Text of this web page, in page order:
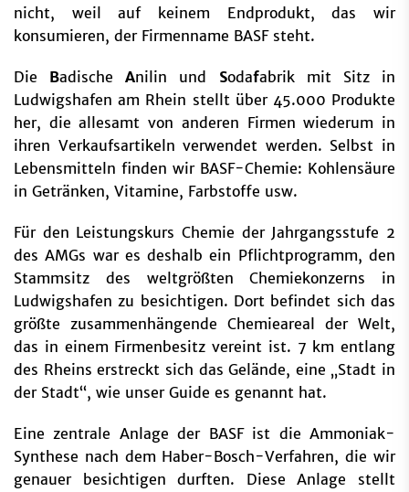
nicht, weil auf keinem Endprodukt, das wir
konsumieren, der Firmenname BASF steht.
Die BadischeAnilin und Sodafabrik mit Sitz in
Ludwigshafen am Rhein stellt über 45.000 Produkte
her, die allesamt von anderen Firmen wiederum in
ihren Verkaufsartikeln verwendet werden. Selbst in
Lebensmitteln finden wir BASF-Chemie: Kohlensäure
in Getränken, Vitamine, Farbstoffe usw.
Für den Leistungskurs Chemie der Jahrgangsstufe 2
des AMGs war es deshalb ein Pflichtprogramm, den
Stammsitz des weltgrößten Chemiekonzerns in
Ludwigshafen zu besichtigen. Dort befindet sich das
größte zusammenhängende Chemieareal der Welt,
das in einem Firmenbesitz vereint ist. 7 km entlang
des Rheins erstreckt sich das Gelände, eine „Stadt in
der Stadt“, wie unser Guide es genannt hat.
Eine zentrale Anlage der BASF ist die Ammoniak-
Synthese nach dem Haber-Bosch-Verfahren, die wir
genauer besichtigen durften. Diese Anlage stellt